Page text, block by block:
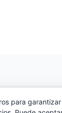
para